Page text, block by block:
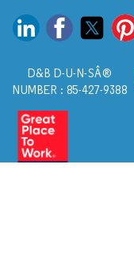
D&B D-U-N-SÂ®
NUMBER : 85-427-9388